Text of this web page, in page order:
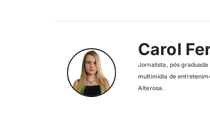
Carol
Jornalista, pós
multimídia de
Alterosa.